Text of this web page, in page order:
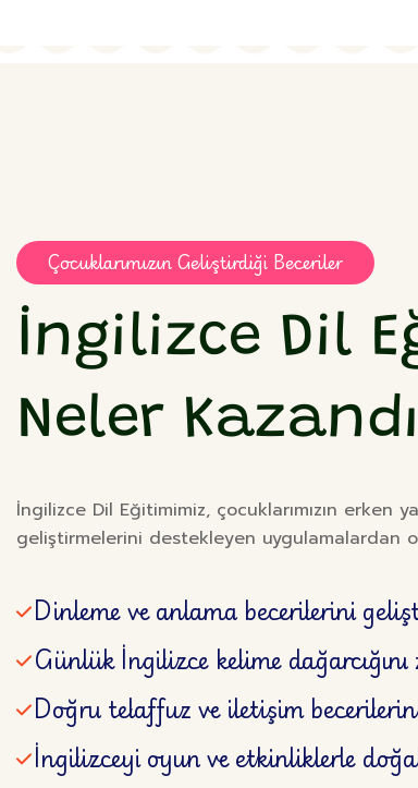
İngilizce Dil
Neler
Çocuklarımızın Geliştirdiği Beceriler
İngilizce Dil Eğitimimiz, çocuklarımızın erken
geliştirmelerini destekleyen uygulamalardan
Dinleme ve anlama becerilerini
Günlük İngilizce kelime
Doğru telaffuz ve iletişim
İngilizceyi oyun ve etkinliklerle